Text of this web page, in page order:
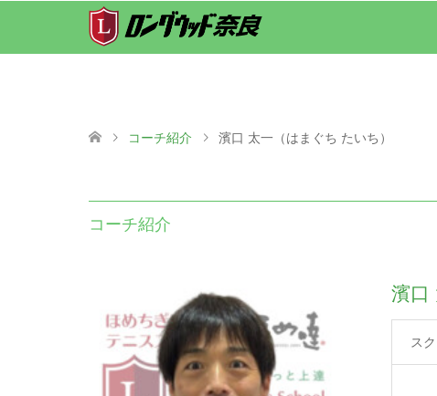
コーチ紹介 濱口 太一（はまぐち たいち）
コーチ紹介
濱口
ス